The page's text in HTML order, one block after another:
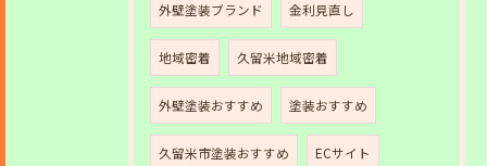
外壁塗装ブランド 金利見直し
地域密着 久留米地域密着
外壁塗装おすすめ 塗装おすすめ
久留米市塗装おすすめ ECサイト